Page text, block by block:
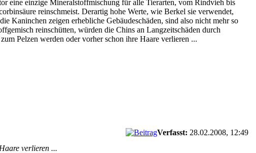
eine einzige Mineralstoffmischung für alle Tierarten, vom Rindvieh bis
reinschmeist. Derartig hohe Werte, wie Berkel sie verwendet,
Kaninchen zeigen erhebliche Gebäudeschäden, sind also nicht mehr so
reinschütten, würden die Chins an Langzeitschäden durch
Pelzen werden oder vorher schon ihre Haare verlieren ...
Verfasst: 28.02.2008, 12:49
verlieren ...